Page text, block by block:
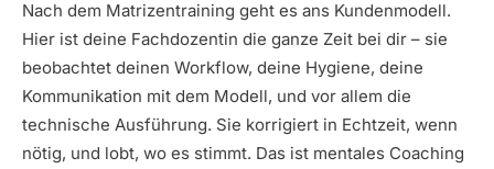
Nach dem Matrizentraining geht es ans Kundenmodell.
Hier ist deine Fachdozentin die ganze Zeit bei dir – sie
beobachtet deinen Workflow, deine Hygiene, deine
Kommunikation mit dem Modell, und vor allem die
technische Ausführung. Sie korrigiert in Echtzeit, wenn
nötig, und lobt, wo es stimmt. Das ist mentales Coaching